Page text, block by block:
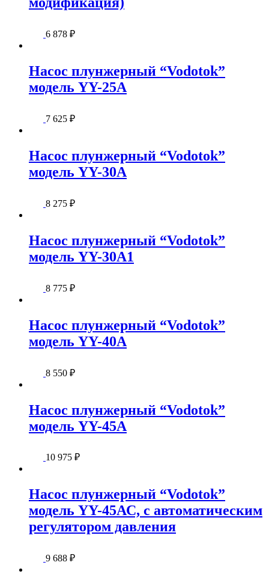
6 878 ₽
Насос плунжерный “Vodotok”
модель YY-25А
7 625 ₽
Насос плунжерный “Vodotok”
модель YY-30А
8 275 ₽
Насос плунжерный “Vodotok”
модель YY-30А1
8 775 ₽
Насос плунжерный “Vodotok”
модель YY-40А
8 550 ₽
Насос плунжерный “Vodotok”
модель YY-45А
10 975 ₽
Насос плунжерный “Vodotok”
модель YY-45АС, с автоматическим
регулятором давления
9 688 ₽